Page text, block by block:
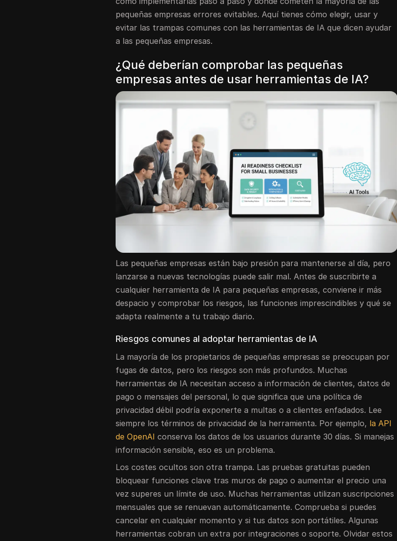
pequeñas empresas errores evitables. Aquí tienes cómo elegir, usar y
evitar las trampas comunes con las herramientas de IA que dicen ayudar
a las pequeñas empresas.
¿Qué deberían comprobar las pequeñas
empresas antes de usar herramientas de IA?
Las pequeñas empresas están bajo presión para mantenerse al día, pero
lanzarse a nuevas tecnologías puede salir mal. Antes de suscribirte a
cualquier herramienta de IA para pequeñas empresas, conviene ir más
despacio y comprobar los riesgos, las funciones imprescindibles y qué se
adapta realmente a tu trabajo diario.
Riesgos comunes al adoptar herramientas de IA
La mayoría de los propietarios de pequeñas empresas se preocupan por
fugas de datos, pero los riesgos son más profundos. Muchas
herramientas de IA necesitan acceso a información de clientes, datos de
pago o mensajes del personal, lo que significa que una política de
privacidad débil podría exponerte a multas o a clientes enfadados. Lee
siempre los términos de privacidad de la herramienta. Por ejemplo, la API
de OpenAI conserva los datos de los usuarios durante 30 días. Si manejas
información sensible, eso es un problema.
Los costes ocultos son otra trampa. Las pruebas gratuitas pueden
bloquear funciones clave tras muros de pago o aumentar el precio una
vez superes un límite de uso. Muchas herramientas utilizan suscripciones
mensuales que se renuevan automáticamente. Comprueba si puedes
cancelar en cualquier momento y si tus datos son portátiles. Algunas
herramientas cobran un extra por integraciones o soporte. Olvidar estos